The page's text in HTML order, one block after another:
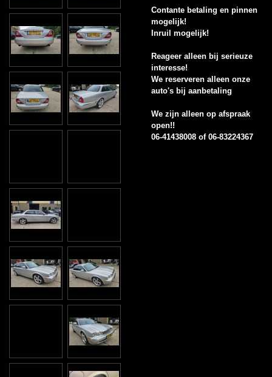
Contante betaling en pinnen
mogelijk!
Inruil mogelijk!
Reageer alleen bij serieuze
interesse!
We reserveren alleen onze
auto's bij aanbetaling
We zijn alleen op afspraak
open!!
06-41438008 of 06-83224367